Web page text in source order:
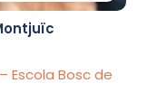
Escola Bosc de